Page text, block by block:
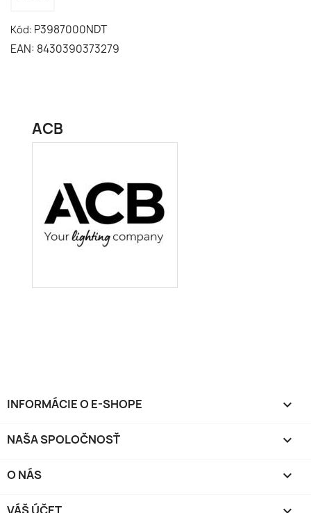
Kód: P3987000NDT
EAN: 8430390373279
ACB
INFORMÁCIE O E-SHOPE keyboard_arrow_down
NAŠA SPOLOČNOSŤ 
O NÁS 